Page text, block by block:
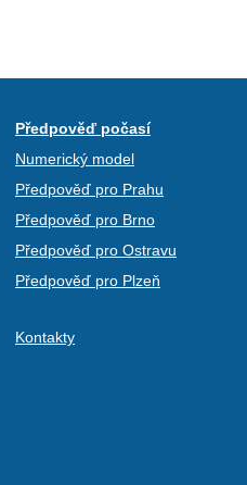
Předpověď počasí
Numerický model
Předpověď pro Prahu
Předpověď pro Brno
Předpověď pro Ostravu
Předpověď pro Plzeň
Kontakty